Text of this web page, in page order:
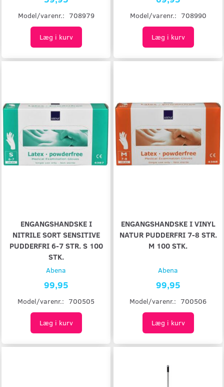
Model/varenr.: 708979
Læg i kurv
Model/varenr.: 708990
Læg i kurv
ENGANGSHANDSKE I
NITRILE SORT SENSITIVE
PUDDERFRI 6-7 STR. S 100
STK.
Abena
99,95
Model/varenr.: 700505
Læg i kurv
ENGANGSHANDSKE I VINYL
NATUR PUDDERFRI 7-8 STR.
M 100 STK.
Abena
99,95
Model/varenr.: 700506
Læg i kurv